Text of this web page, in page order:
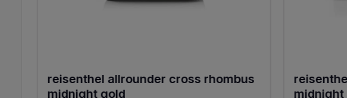
reisenthel allrounder cross rhombus
midnight gold
midnight